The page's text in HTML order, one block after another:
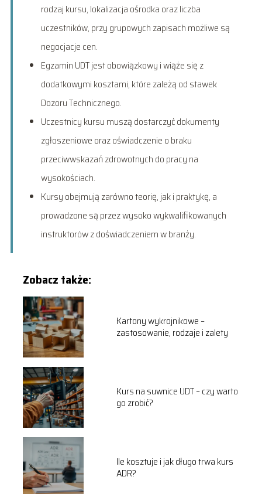
rodzaj kursu, lokalizacja ośrodka oraz liczba
uczestników, przy grupowych zapisach możliwe są
negocjacje cen.
Egzamin UDT jest obowiązkowy i wiąże się z
dodatkowymi kosztami, które zależą od stawek
Dozoru Technicznego.
Uczestnicy kursu muszą dostarczyć dokumenty
zgłoszeniowe oraz oświadczenie o braku
przeciwwskazań zdrowotnych do pracy na
wysokościach.
Kursy obejmują zarówno teorię, jak i praktykę, a
prowadzone są przez wysoko wykwalifikowanych
instruktorów z doświadczeniem w branży.
Zobacz także:
Kartony wykrojnikowe –
zastosowanie, rodzaje i zalety
Kurs na suwnice UDT – czy warto
go zrobić?
Ile kosztuje i jak długo trwa kurs
ADR?